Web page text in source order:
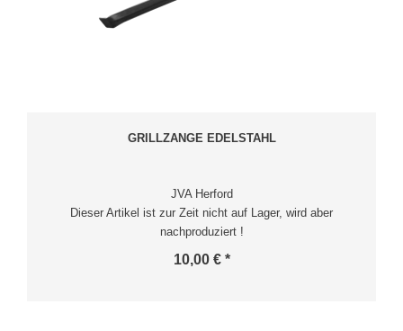
GRILLZANGE EDELSTAHL
JVA Herford
Dieser Artikel ist zur Zeit nicht auf Lager, wird aber
nachproduziert !
10,00 € *